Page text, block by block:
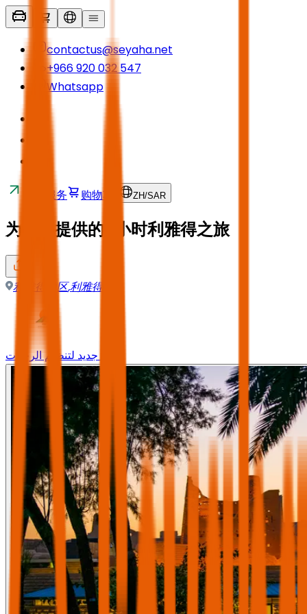
contactus@seyaha.net
+966 920 032 547
Whatsapp
接送服务 购物车 ZH/SAR
为贵宾提供的6小时利雅得之旅
利雅得地区,利雅得
وجه جديد لتنظيم الرحلات